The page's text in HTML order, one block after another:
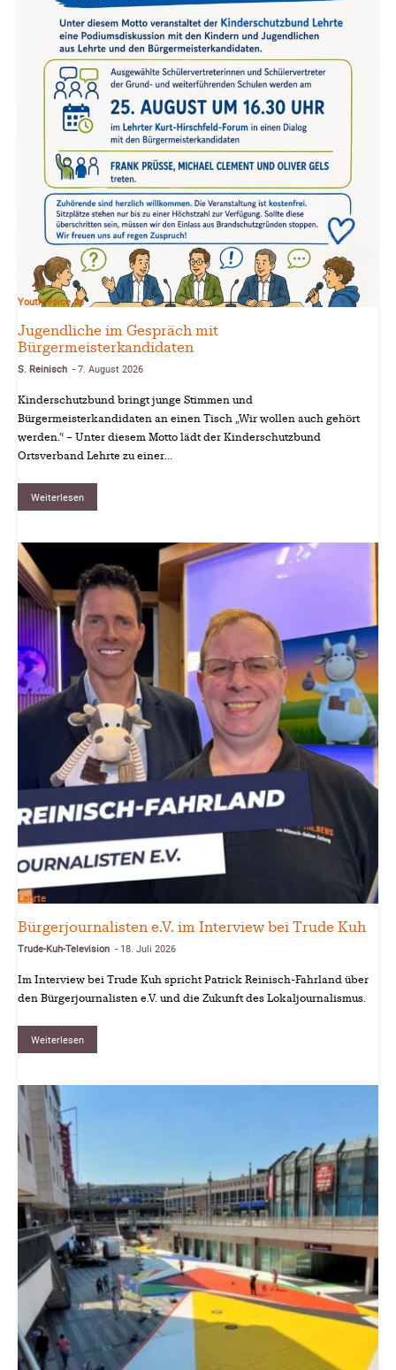
Youth-Voice.de
Jugendliche im Gespräch mit
Bürgermeisterkandidaten
S. Reinisch - 7. August 2026
Kinderschutzbund bringt junge Stimmen und
Bürgermeisterkandidaten an einen Tisch „Wir wollen auch gehört
werden.“ – Unter diesem Motto lädt der Kinderschutzbund
Ortsverband Lehrte zu einer...
Weiterlesen
Lehrte
Bürgerjournalisten e.V. im Interview bei Trude Kuh
Trude-Kuh-Television - 18. Juli 2026
Im Interview bei Trude Kuh spricht Patrick Reinisch-Fahrland über
den Bürgerjournalisten e.V. und die Zukunft des Lokaljournalismus.
Weiterlesen